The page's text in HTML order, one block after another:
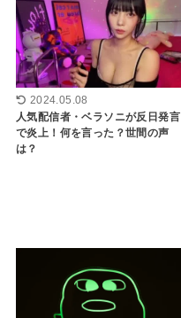
2024.05.08
人気配信者・ベラソニが反日発言
で炎上！何を言った？世間の声
は？